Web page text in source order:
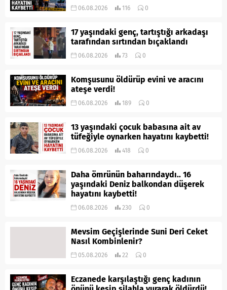
06.08.2026 116 0
17 yaşındaki genç, tartıştığı arkadaşı
tarafından sırtından bıçaklandı
06.08.2026 73 0
Komşusunu öldürüp evini ve aracını
ateşe verdi!
06.08.2026 189 0
13 yaşındaki çocuk babasına ait av
tüfeğiyle oynarken hayatını kaybetti!
06.08.2026 418 0
Daha ömrünün baharındaydı.. 16
yaşındaki Deniz balkondan düşerek
hayatını kaybetti!
06.08.2026 230 0
Mevsim Geçişlerinde Suni Deri Ceket
Nasıl Kombinlenir?
05.08.2026 22 0
Eczanede karşılaştığı genç kadının